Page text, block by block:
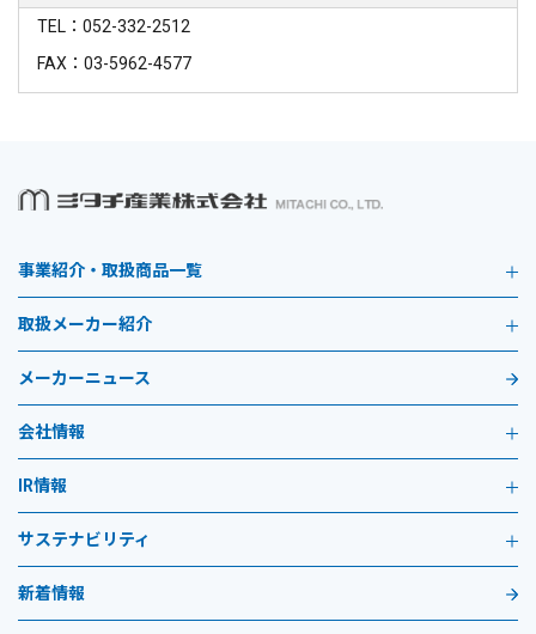
TEL：052-332-2512
FAX：03-5962-4577
事業紹介・取扱商品一覧
取扱メーカー紹介
メーカーニュース
会社情報
IR情報
サステナビリティ
新着情報